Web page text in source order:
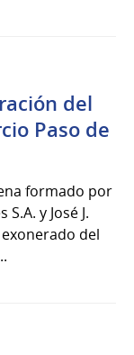
del
Paso de
formado por
y José J.
exonerado del